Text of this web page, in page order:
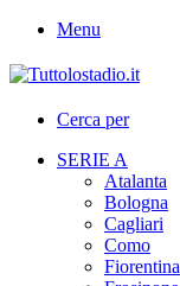
Menu
Cerca per
SERIE A
Atalanta
Bologna
Cagliari
Como
Fiorentina